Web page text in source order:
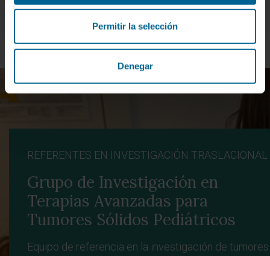
Permitir la selección
Denegar
REFERENTES EN INVESTIGACIÓN TRASLACIONAL
Grupo de Investigación en
Terapias Avanzadas para
Tumores Sólidos Pediátricos
Equipo de referencia en la investigación de tumores